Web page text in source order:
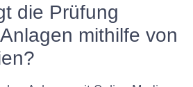
die Prüfung
mithilfe von